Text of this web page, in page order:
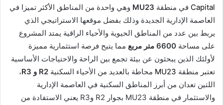
ا
Capital في منطقة MU23 وهي واحدة من المناطق الأكثر تميزا في
العاصمة الإدارية الجديدة وذلك بفضل موقعها الاستراتيجي الذي
يربط بين عدد من المناطق الحيوية والأحياء الراقية يمتد المشروع
على مساحة 6600 متر مربع
مما يتيح فرصة استثمارية مميزة
لأولئك الذين يبحثون عن بيئة تجمع بين الراحة والاحتياجات الأساسية
تعتبر منطقة MU23 محاطة بالعديد من الأحياء السكنية
،
اللتين تعدان من أبرز المناطق السكنية في العاصمة الإدارية
والاستثمار في منطقة MU23 بجوار R2 وR3 يعني الاستفادة من